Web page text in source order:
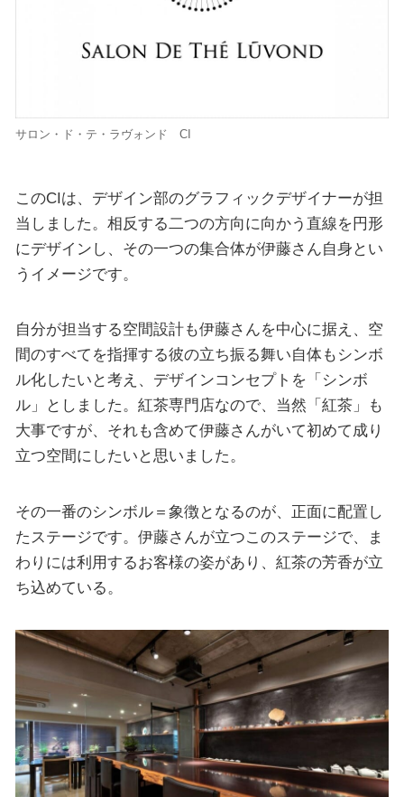
サロン・ド・テ・ラヴォンド CI
このCIは、デザイン部のグラフィックデザイナーが担
当しました。相反する二つの方向に向かう直線を円形
にデザインし、その一つの集合体が伊藤さん自身とい
うイメージです。
自分が担当する空間設計も伊藤さんを中心に据え、空
間のすべてを指揮する彼の立ち振る舞い自体もシンボ
ル化したいと考え、デザインコンセプトを「シンボ
ル」としました。紅茶専門店なので、当然「紅茶」も
大事ですが、それも含めて伊藤さんがいて初めて成り
立つ空間にしたいと思いました。
その一番のシンボル＝象徴となるのが、正面に配置し
たステージです。伊藤さんが立つこのステージで、ま
わりには利用するお客様の姿があり、紅茶の芳香が立
ち込めている。